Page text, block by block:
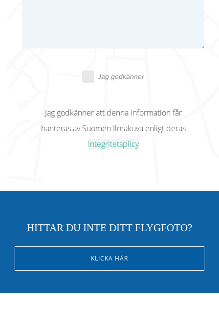
Jag godkänner
Jag godkänner att denna information får
hanteras av Suomen Ilmakuva enligt deras
Integritetsplicy
HITTAR DU INTE DITT FLYGFOTO?
KLICKA HÄR